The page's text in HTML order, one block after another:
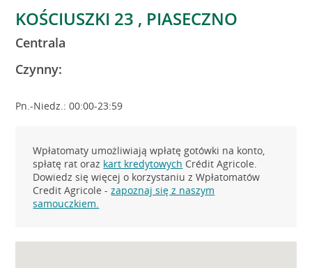
KOŚCIUSZKI 23 , PIASECZNO
Centrala
Czynny:
Pn.-Niedz.: 00:00-23:59
Wpłatomaty umożliwiają wpłatę gotówki na konto,
spłatę rat oraz kart kredytowych Crédit Agricole.
Dowiedz się więcej o korzystaniu z Wpłatomatów
Credit Agricole -zapoznaj się z naszym
samouczkiem.